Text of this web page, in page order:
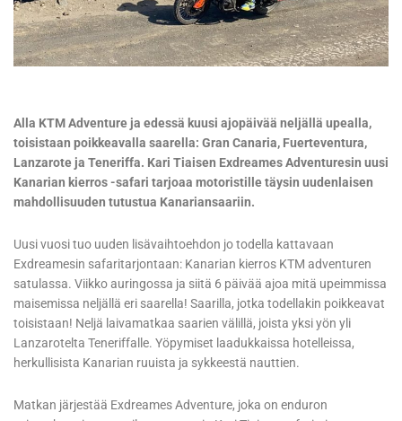
Alla KTM Adventure ja edessä kuusi ajopäivää neljällä upealla,
toisistaan poikkeavalla saarella: Gran Canaria, Fuerteventura,
Lanzarote ja Teneriffa. Kari Tiaisen Exdreames Adventuresin uusi
Kanarian kierros -safari tarjoaa motoristille täysin uudenlaisen
mahdollisuuden tutustua Kanariansaariin.
Uusi vuosi tuo uuden lisävaihtoehdon jo todella kattavaan
Exdreamesin safaritarjontaan: Kanarian kierros KTM adventuren
satulassa. Viikko auringossa ja siitä 6 päivää ajoa mitä upeimmissa
maisemissa neljällä eri saarella! Saarilla, jotka todellakin poikkeavat
toisistaan! Neljä laivamatkaa saarien välillä, joista yksi yön yli
Lanzarotelta Teneriffalle. Yöpymiset laadukkaissa hotelleissa,
herkullisista Kanarian ruuista ja sykkeestä nauttien.
Matkan järjestää Exdreames Adventure, joka on enduron